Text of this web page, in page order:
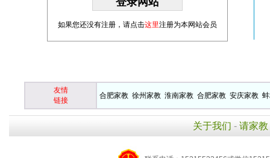
如果您还没有注册，请点击这里注册为本网站会员
友情
链接
合肥家教 徐州家教 淮南家教 合肥家教 安庆家教
关于我们 - 请家教